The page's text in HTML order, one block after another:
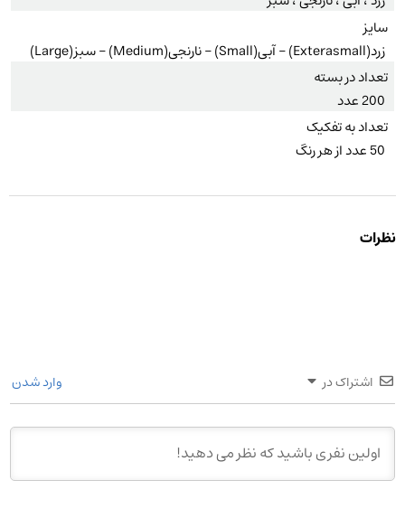
سایز
زرد(Exterasmall) – آبی(Small) – نارنجی(Medium) – سبز(Large)
تعداد در بسته
200 عدد
تعداد به تفکیک
50 عدد از هر رنگ
نظرات
اشتراک در وارد شدن